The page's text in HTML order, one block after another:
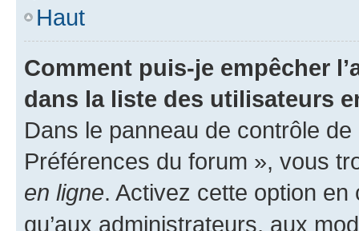
Haut
Comment puis-je empêcher
dans la liste des utilisateurs
Dans le panneau de contrôle
Préférences du forum », vous
en ligne. Activez cette option
qu’aux administrateurs, aux